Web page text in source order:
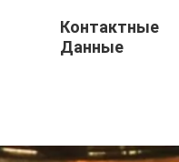
Контактные
Данные